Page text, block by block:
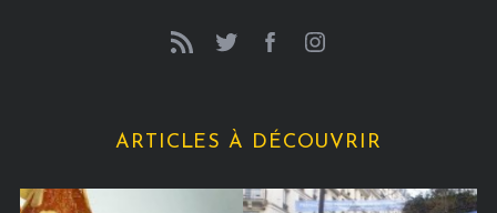
ARTICLES À DÉCOUVRIR